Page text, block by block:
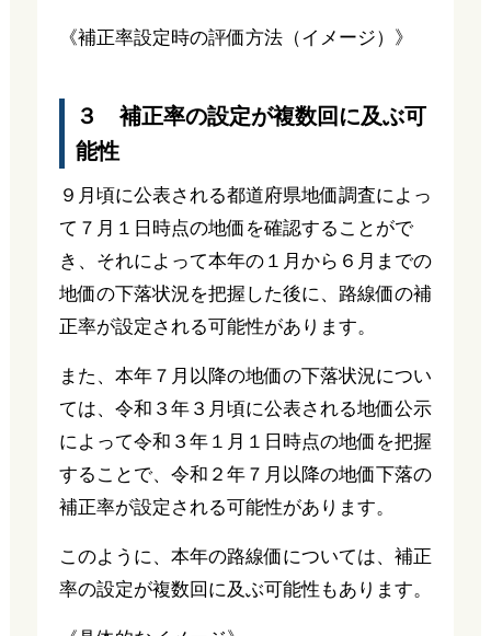
《補正率設定時の評価方法（イメージ）》
３ 補正率の設定が複数回に及ぶ可
能性
９月頃に公表される都道府県地価調査によっ
て７月１日時点の地価を確認することがで
き、それによって本年の１月から６月までの
地価の下落状況を把握した後に、路線価の補
正率が設定される可能性があります。
また、本年７月以降の地価の下落状況につい
ては、令和３年３月頃に公表される地価公示
によって令和３年１月１日時点の地価を把握
することで、令和２年７月以降の地価下落の
補正率が設定される可能性があります。
このように、本年の路線価については、補正
率の設定が複数回に及ぶ可能性もあります。